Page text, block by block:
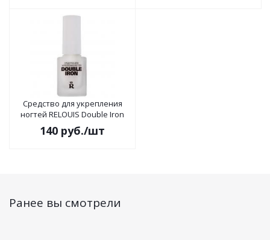
Средство для укрепления
ногтей RELOUIS Double Iron
140 руб./шт
Ранее вы смотрели